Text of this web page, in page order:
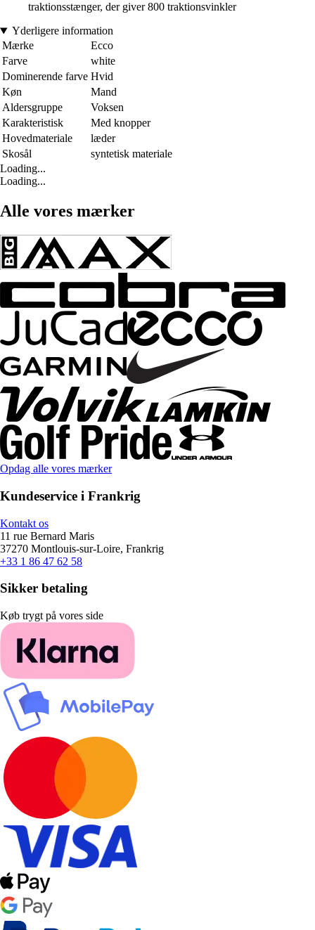
traktionsstænger, der giver 800 traktionsvinkler
Yderligere information
Mærke
Ecco
Farve
white
Dominerende farve Hvid
Køn
Mand
Aldersgruppe
Voksen
Karakteristisk
Med knopper
Hovedmateriale
læder
Skosål
syntetisk materiale
Loading...
Loading...
Alle vores mærker
Opdag alle vores mærker
Kundeservice i Frankrig
Kontakt os
11 rue Bernard Maris
37270 Montlouis-sur-Loire, Frankrig
+33 1 86 47 62 58
Sikker betaling
Køb trygt på vores side